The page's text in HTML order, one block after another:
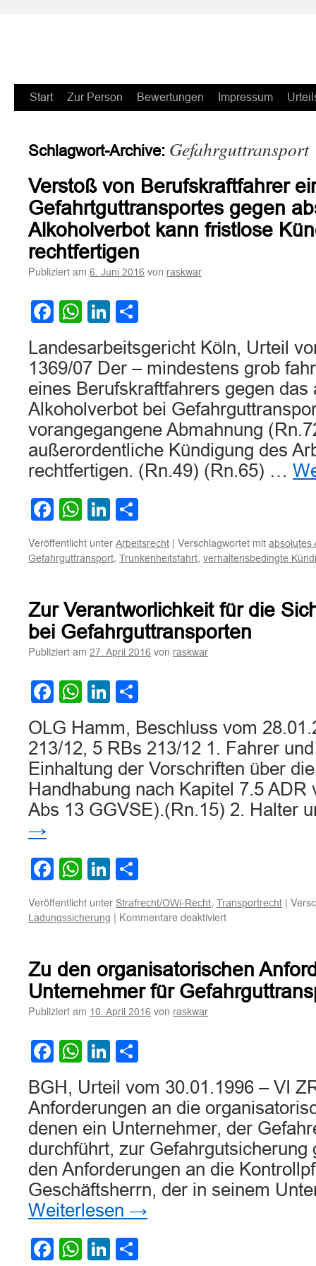
Zum
springen
Start Zur Person Bewertungen Impressum
Schlagwort-Archive: Gefahrguttransport
Verstoß von Berufskraftfahrer
Gefahrtguttransportes gegen
Alkoholverbot kann fristlose
rechtfertigen
Publiziert am 6. Juni 2016 von raskwar
Facebook
WhatsApp
LinkedIn
Landesarbeitsgericht Köln, Urteil
1369/07 Der – mindestens grob
eines Berufskraftfahrers gegen das
Alkoholverbot bei
vorangegangene Abmahnung
außerordentliche Kündigung des
rechtfertigen. (Rn.49) (Rn.65) …
Facebook
WhatsApp
LinkedIn
Veröffentlicht unter Arbeitsrecht | Verschlagwortet mit absolutes
Gefahrguttransport, Trunkenheitsfahrt, verhaltensbedingte
Zur Verantworlichkeit für die
bei Gefahrguttransporten
Publiziert am 27. April 2016 von raskwar
Facebook
WhatsApp
LinkedIn
OLG Hamm, Beschluss vom
213/12, 5 RBs 213/12 1. Fahrer
Einhaltung der Vorschriften über
Handhabung nach Kapitel 7.5
Abs 13 GGVSE).(Rn.15) 2. Halter
→
Facebook
WhatsApp
LinkedIn
Veröffentlicht unter Strafrecht/OWi-Recht, Transportrecht |
Ladungssicherung | Kommentare deaktiviertfür
die
Sicherung
der
Zu den organisatorischen
Unternehmer für
Publiziert am 10. April 2016 von raskwar
Facebook
WhatsApp
LinkedIn
BGH, Urteil vom 30.01.1996 – VI
Anforderungen an die
denen ein Unternehmer, der
durchführt, zur Gefahrgutsicherung
den Anforderungen an die
Geschäftsherrn, der in seinem
Weiterlesen →
Facebook
WhatsApp
LinkedIn